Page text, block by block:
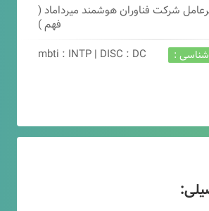
شرکت فناوران هوشمند میرداماد (
فهم )
:
mbti : INTP | DISC : DC